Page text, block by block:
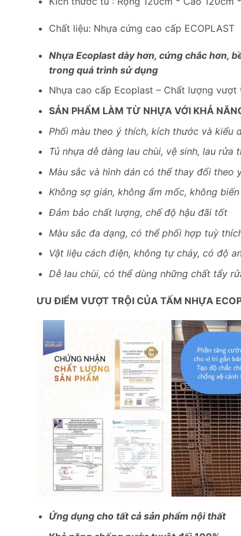
Chất liệu: Nhựa cứng cao cấp ECOPLAST
Nhựa Ecoplast dày hơn, cứng chắc hơn,
trong quá trình sử dụng
Nhựa cao cấp Ecoplast – Chất lượng vượt
SẢN PHẨM LÀM TỪ NHỰA VỚI KHẢ
Phối màu theo ý thích, kích thước và kiểu
Tủ nhựa dễ dàng lau chùi, vệ sinh, lau
Màu sắc và hình dán có thể thay đổi theo
Không sợ gián, không ẩm mốc, không
Đảm bảo chất lượng, chế độ hậu đãi tốt
Màu sắc đa dạng, có thể phối hợp tuỳ
Vật liệu cách điện, không tự cháy, có độ
Dễ lau chùi, có thể dùng những chất tẩy
ƯU ĐIỂM VƯỢT TRỘI CỦA TẤM NHỰA
Ứng dụng cho tất cả sản phẩm nội thất